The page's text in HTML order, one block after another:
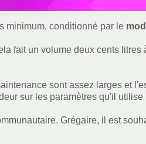
minimum, conditionné par le
fait un volume deux cents litres
sont assez larges et
sur les paramètres qu'il utilise
Grégaire, il est